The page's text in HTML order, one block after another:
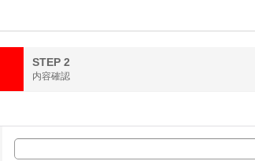
STEP 2
内容確認